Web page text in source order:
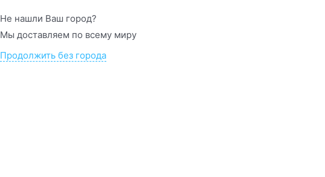
Не нашли Ваш город?
Мы доставляем по всему миру
Продолжить без города